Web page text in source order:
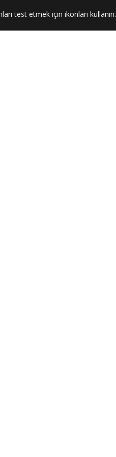
test etmek için ikonları kullanın.